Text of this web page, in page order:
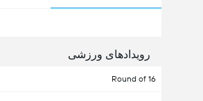
رویدادهای ورزشی
Round of 16